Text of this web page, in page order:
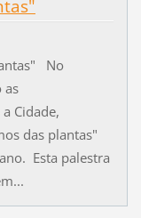
No
as
Cidade,
das plantas"
Esta palestra